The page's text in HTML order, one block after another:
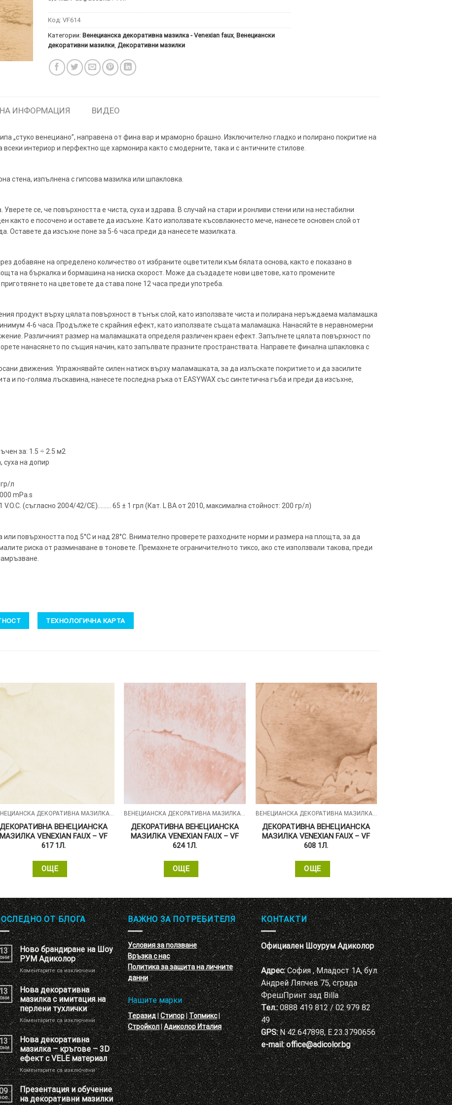
Код: VF614
Категории: Венецианска декоративна мазилка - Venexian faux, Венециански
декоративни мазилки, Декоративни мазилки
ИНФОРМАЦИЯ ВИДЕО
„стуко венециано”, направена от фина вар и мраморно брашно. Изключително гладко и полирано покритие на
интериор и перфектно ще хармонира както с модерните, така и с античните стилове.
стена, изпълнена с гипсова мазилка или шпакловка.
се, че повърхността е чиста, суха и здрава. В случай на стари и ронливи стени или на нестабилни
както е посочено и оставете да изсъхне. Като използвате късовлакнесто мече, нанесете основен слой от
Оставете да изсъхне поне за 5-6 часа преди да нанесете мазилката.
добавяне на определено количество от избраните оцветители към бялата основа, както е показано в
на бъркалка и бормашина на ниска скорост. Може да създадете нови цветове, като промените
на цветовете да става поне 12 часа преди употреба.
продукт върху цялата повърхност в тънък слой, като използвате чиста и полирана неръждаема маламашка
4-6 часа. Продължете с крайния ефект, като използвате същата маламашка. Нанасяйте в неравномерни
Различният размер на маламашката определя различен краен ефект. Запълнете цялата повърхност по
нанасянето по същия начин, като запълвате празните пространствата. Направете финална шпакловка с
движения. Упражнявайте силен натиск върху маламашката, за да излъскате покритието и да засилите
и по-голяма лъскавина, нанесете последна ръка от EASYWAX със синтетична гъба и преди да изсъхне,
за: 1.5 ÷ 2.5 м2
суха на допир
л
mPa.s
(съгласно 2004/42/CE)……… 65 ± 1 грл (Кат. L BA от 2010, максимална стойност: 200 гр/л)
повърхността под 5°C и над 28°C. Внимателно проверете разходните норми и размера на площта, за да
риска от разминаване в тоновете. Премахнете ограничителното тиксо, ако сте използвали такова, преди
ТЕХНОЛОГИЧНА КАРТА
ДЕКОРАТИВНА ВЕНЕЦИАНСКА
МАЗИЛКА VENEXIAN FAUX – VF
617 1Л.
ОЩЕ
ДЕКОРАТИВНА ВЕНЕЦИАНСКА
МАЗИЛКА VENEXIAN FAUX – VF
624 1Л.
ОЩЕ
ДЕКОРАТИВНА ВЕНЕЦИАНСКА
МАЗИЛКА VENEXIAN FAUX – VF
608 1Л.
ОЩЕ
ОТ БЛОГА
Ново брандиране на Шоу
РУМ Адиколор
Коментарите са изключениза
Ново
брандиране
на
Шоу
РУМ
Адиколор
Нова декоративна
мазилка с имитация на
перлени тухлички
Коментарите са изключениза
Нова
декоративна
мазилка
с
имитация
на
перлени
тухлички
Нова декоративна
мазилка – кръгове – 3D
ефект с VELE материал
Коментарите са изключениза
Нова
декоративна
мазилка
–
Презентация и обучение
на декоративни мазилки
ВАЖНО ЗА ПОТРЕБИТЕЛЯ
Условия за ползване
Връзка с нас
Политика за защита на личните
данни
Нашите марки
Теразид|Стипор|Топмикс|
Стройкол|Адиколор Италия
КОНТАКТИ
Официален Шоурум Адиколор
Адрес:София , Младост 1А, бул.
Андрей Ляпчев 75, сграда
ФрешПринт зад Billa
Тел.:0888 419 812 / 02 979 82
49
GPS:N 42.647898, E 23.3790656
e-mail: office@adicolor.bg
ДА